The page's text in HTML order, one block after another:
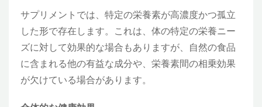
サプリメントでは、特定の栄養素が高濃度かつ孤立
した形で存在します。これは、体の特定の栄養ニー
ズに対して効果的な場合もありますが、自然の食品
に含まれる他の有益な成分や、栄養素間の相乗効果
が欠けている場合があります。